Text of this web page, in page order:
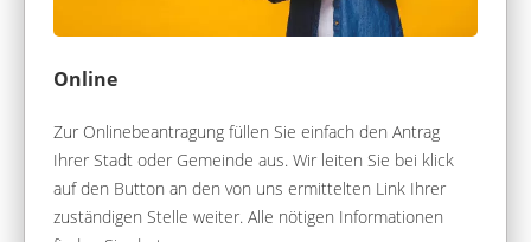
Online
Zur Onlinebeantragung füllen Sie einfach den Antrag
Ihrer Stadt oder Gemeinde aus. Wir leiten Sie bei klick
auf den Button an den von uns ermittelten Link Ihrer
zuständigen Stelle weiter. Alle nötigen Informationen